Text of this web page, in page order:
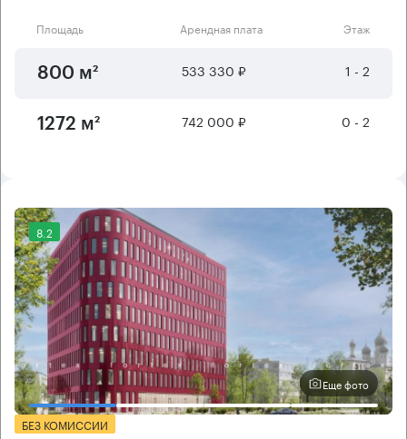
Площадь Арендная плата Этаж
800 м² 533 330 ₽ 1 - 2
1272 м² 742 000 ₽ 0 - 2
8.2
Еще фото
БЕЗ КОМИССИИ